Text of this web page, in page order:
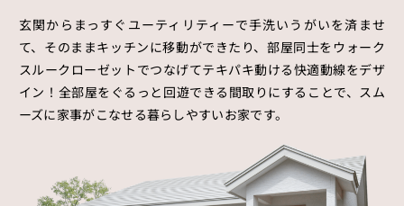
玄関からまっすぐユーティリティーで手洗いうがいを済ませ
て、そのままキッチンに移動ができたり、部屋同士をウォーク
スルークローゼットでつなげてテキパキ動ける快適動線をデザ
イン！全部屋をぐるっと回遊できる間取りにすることで、スム
ーズに家事がこなせる暮らしやすいお家です。